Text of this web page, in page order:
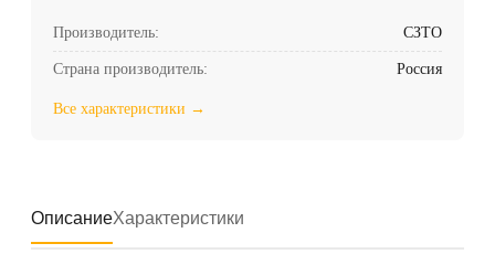
Производитель: СЗТО
Страна производитель: Россия
Все характеристики →
ОписаниеХарактеристики